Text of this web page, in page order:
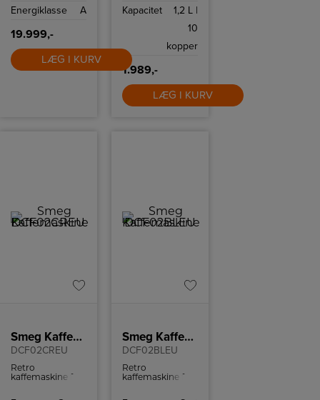
skabt til at
madlavning og
komplementere
din
køkkenindretning.
Energiklasse
A
19.999,-
LÆG I KURV
Kapacitet
1,2 L |
10
kopper
1.989,-
LÆG I KURV
Smeg Kaffemaskine
DCF02CREU
Retro
kaffemaskine fra
Smeg Kaffemaskine
DCF02BLEU
Retro
kaffemaskine fra